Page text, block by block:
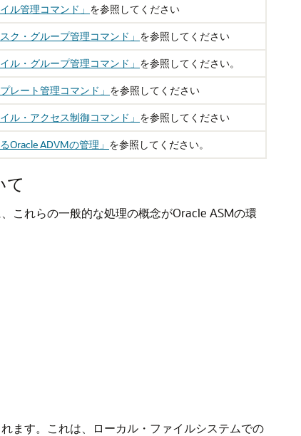
ル管理コマンド」 を参照してください
ク・グループ管理コマンド」 を参照してください
ル・グループ管理コマンド」 を参照してください。
レート管理コマンド」 を参照してください
ル・アクセス制御コマンド」 を参照してください
Oracle ADVMの管理」 を参照してください。
て
これらの一般的な処理の概念がOracle ASMの環
ます。これは、ローカル・ファイルシステムでの